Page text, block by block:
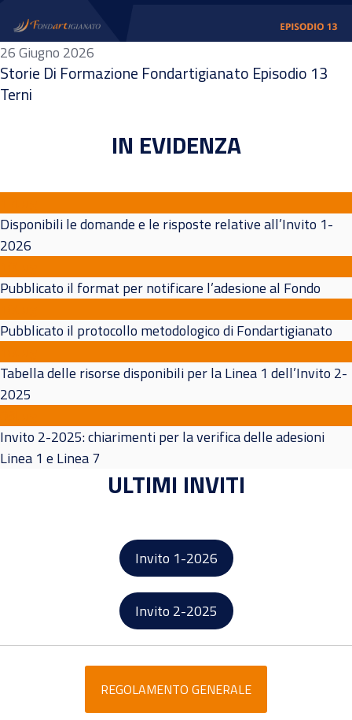
26 Giugno 2026
Storie Di Formazione Fondartigianato Episodio 13
Terni
IN EVIDENZA
Disponibili le domande e le risposte relative all’Invito 1-
2026
Pubblicato il format per notificare l’adesione al Fondo
Pubblicato il protocollo metodologico di Fondartigianato
Tabella delle risorse disponibili per la Linea 1 dell’Invito 2-
2025
Invito 2-2025: chiarimenti per la verifica delle adesioni
Linea 1 e Linea 7
ULTIMI INVITI
Invito 1-2026
Invito 2-2025
REGOLAMENTO GENERALE